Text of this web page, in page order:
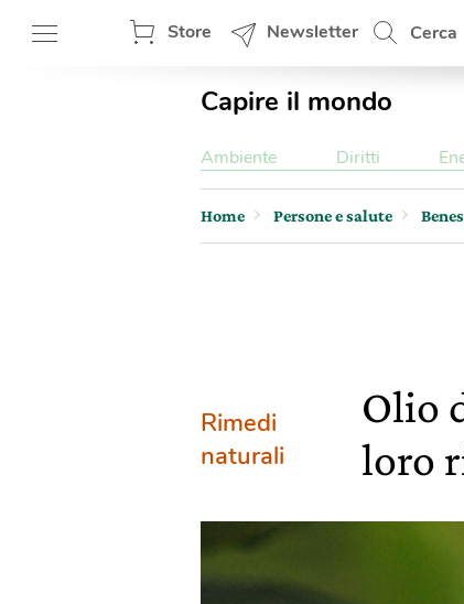
Store Newsletter Cerca
Capire il mondo
Ambiente Diritti
Home Persone e salute
Rimedi
naturali
Olio
loro